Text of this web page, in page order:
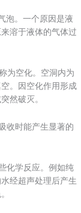
泡。一个原因是液
溶于液体的气体过
为空化。空洞内为
。因空化作用形成
然破灭。
收时能产生显著的
化学反应。例如纯
经超声处理后产生